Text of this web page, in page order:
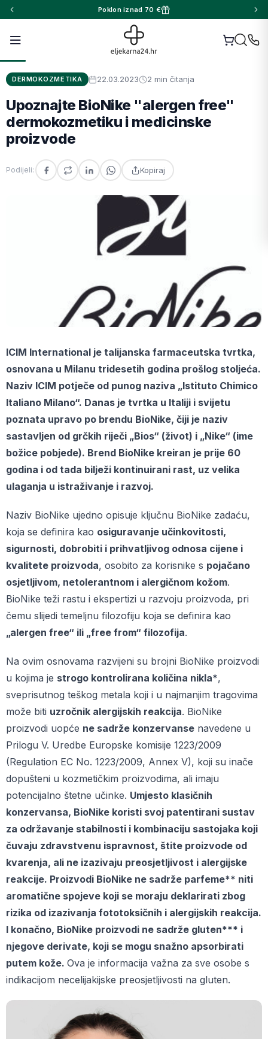
Poklon iznad 70 €
DERMOKOZMETIKA 22.03.2023 2 min čitanja
Upoznajte BioNike "alergen free"
dermokozmetiku i medicinske
proizvode
Podijeli: Kopiraj
ICIM International je talijanska farmaceutska tvrtka,
osnovana u Milanu tridesetih godina prošlog stoljeća.
Naziv ICIM potječe od punog naziva „Istituto Chimico
Italiano Milano“. Danas je tvrtka u Italiji i svijetu
poznata upravo po brendu BioNike, čiji je naziv
sastavljen od grčkih riječi „Bios“ (život) i „Nike“ (ime
božice pobjede). Brend BioNike kreiran je prije 60
godina i od tada bilježi kontinuirani rast, uz velika
ulaganja u istraživanje i razvoj.
Naziv BioNike ujedno opisuje ključnu BioNike zadaću,
koja se definira kao osiguravanje učinkovitosti,
sigurnosti, dobrobiti i prihvatljivog odnosa cijene i
kvalitete proizvoda, osobito za korisnike s pojačano
osjetljivom, netolerantnom i alergičnom kožom.
BioNike teži rastu i ekspertizi u razvoju proizvoda, pri
čemu slijedi temeljnu filozofiju koja se definira kao
„alergen free“ ili „free from“ filozofija.
Na ovim osnovama razvijeni su brojni BioNike proizvodi
u kojima je strogo kontrolirana količina nikla*,
sveprisutnog teškog metala koji i u najmanjim tragovima
može biti uzročnik alergijskih reakcija. BioNike
proizvodi uopće ne sadrže konzervanse navedene u
Prilogu V. Uredbe Europske komisije 1223/2009
(Regulation EC No. 1223/2009, Annex V), koji su inače
dopušteni u kozmetičkim proizvodima, ali imaju
potencijalno štetne učinke. Umjesto klasičnih
konzervansa, BioNike koristi svoj patentirani sustav
za održavanje stabilnosti i kombinaciju sastojaka koji
čuvaju zdravstvenu ispravnost, štite proizvode od
kvarenja, ali ne izazivaju preosjetljivost i alergijske
reakcije. Proizvodi BioNike ne sadrže parfeme** niti
aromatične spojeve koji se moraju deklarirati zbog
rizika od izazivanja fototoksičnih i alergijskih reakcija.
I konačno, BioNike proizvodi ne sadrže gluten*** i
njegove derivate, koji se mogu snažno apsorbirati
putem kože. Ova je informacija važna za sve osobe s
indikacijom necelijakijske preosjetljivosti na gluten.